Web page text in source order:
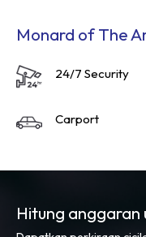
Monard of The
24/7 Security
Carport
Hitung anggaran